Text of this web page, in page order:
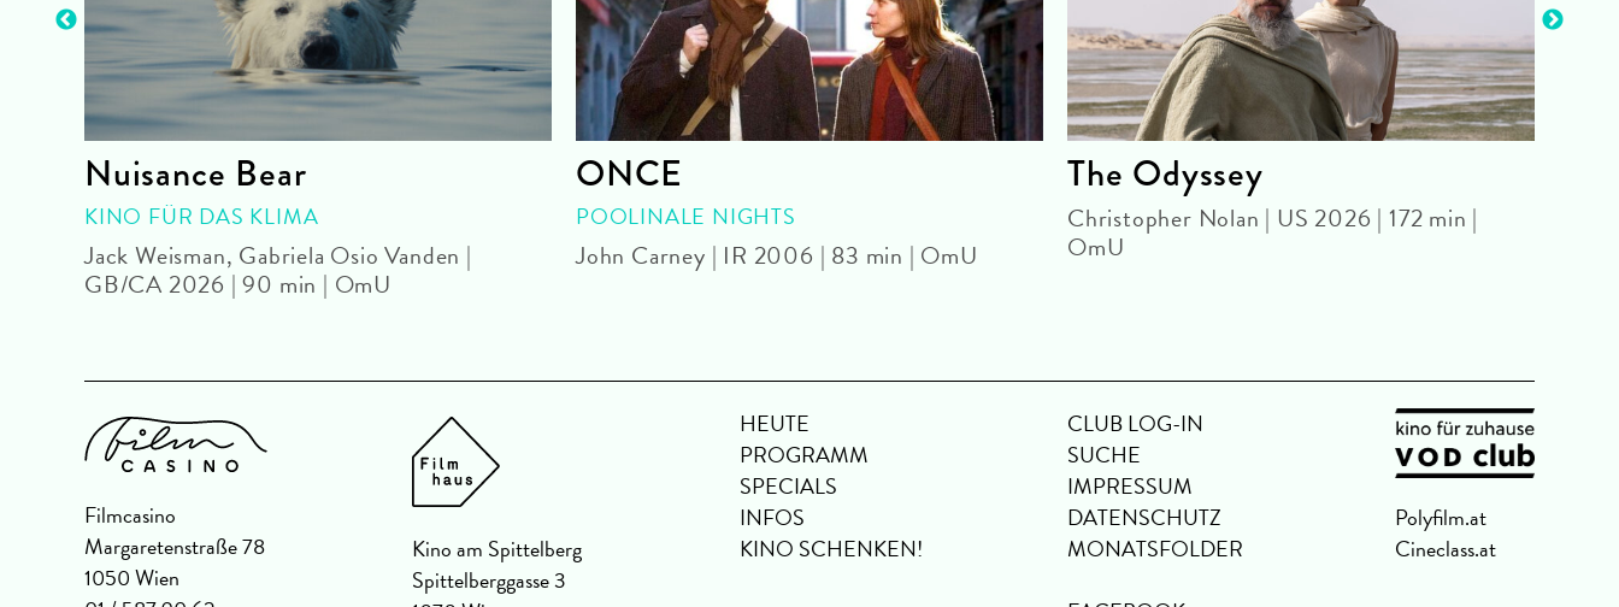
Nuisance Bear
KINO FÜR DAS KLIMA
Jack Weisman, Gabriela Osio Vanden |
GB/CA 2026 | 90 min | OmU
ONCE
POOLINALE NIGHTS
John Carney | IR 2006 | 83 min | OmU
The Odyssey
Christopher Nolan | US 2026 | 172 min |
OmU
Filmcasino
Margaretenstraße 78
1050 Wien
Kino am Spittelberg
Spittelberggasse 3
HEUTE
PROGRAMM
SPECIALS
INFOS
KINO SCHENKEN!
CLUB LOG-IN
SUCHE
IMPRESSUM
DATENSCHUTZ
MONATSFOLDER
Polyfilm.at
Cineclass.at